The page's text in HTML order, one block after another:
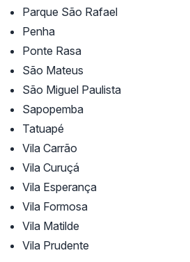
Parque São Rafael
Penha
Ponte Rasa
São Mateus
São Miguel Paulista
Sapopemba
Tatuapé
Vila Carrão
Vila Curuçá
Vila Esperança
Vila Formosa
Vila Matilde
Vila Prudente